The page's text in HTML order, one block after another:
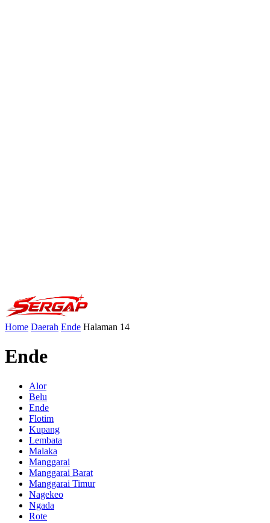
Home Daerah Ende Halaman 14
Ende
Alor
Belu
Ende
Flotim
Kupang
Lembata
Malaka
Manggarai
Manggarai Barat
Manggarai Timur
Nagekeo
Ngada
Rote